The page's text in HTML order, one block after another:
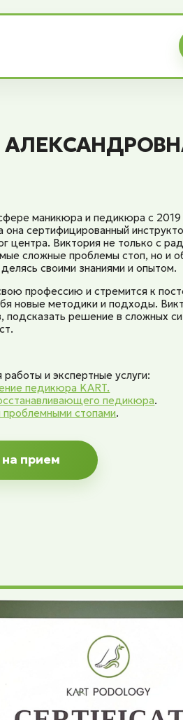
маникюра и педикюра с
она сертифицированный
центра. Виктория не только с
сложные проблемы стоп, но и
своими знаниями и опытом.
профессию и стремится к
новые методики и подходы.
подсказать решение в сложных
и экспертные услуги:
педикюра KART.
педикюра.
стопами.
на прием